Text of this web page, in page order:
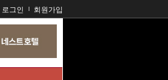
로그인 회원가입